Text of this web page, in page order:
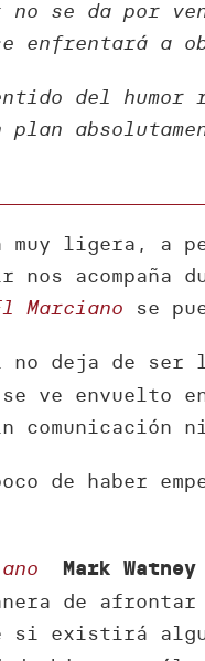
no se da por
enfrentará a
del humor
muy ligera, a
nos
Marciano se
deja de ser
ve envuelto
de haber
Mark Watney
de
si existirá